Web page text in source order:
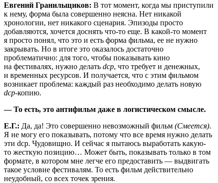
Евгений Гранильщиков: В тот момент, когда мы приступили
к нему, форма была совершенно неясна. Нет никакой
хронологии, нет никакого сценария. Эпизоды просто
добавляются, хочется доснять что-то еще. В какой-то момент
я просто понял, что это и есть форма фильма, ее не нужно
закрывать. Но в итоге это оказалось достаточно
проблематично: для того, чтобы показывать кино
на фестивалях, нужно делать dcp, что требует и денежных,
и временных ресурсов. И получается, что с этим фильмом
возникает проблема: каждый раз необходимо делать новую
dcp-копию.
— То есть, это антифильм даже в логистическом смысле.
Е.Г.: Да, да! Это совершенно невозможный фильм (Смеется).
Я не могу его показывать, потому что все время нужно делать
эти dcp. Чудовищно. И сейчас я пытаюсь выработать какую-
то жесткую позицию… Может быть, показывать только в том
формате, в котором мне легче его предоставить — выдвигать
такое условие фестивалям. То есть фильм действительно
неудобный, со всех точек зрения.